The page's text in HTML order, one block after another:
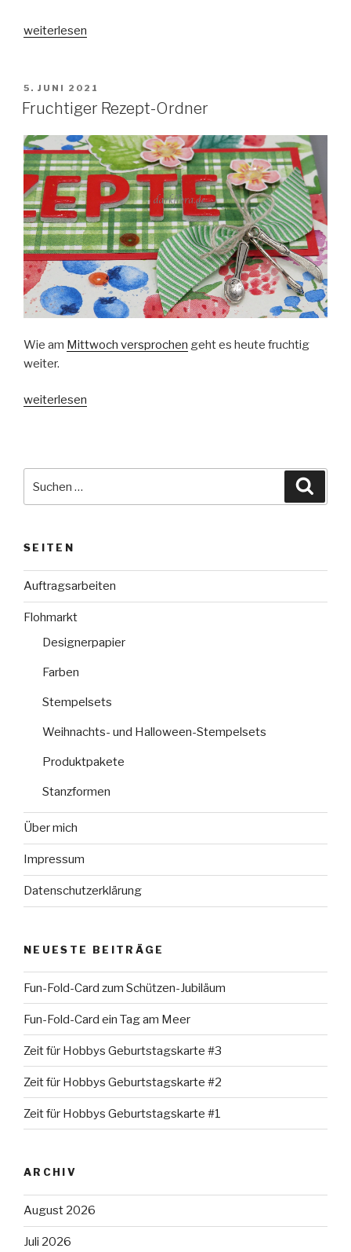
„Liebe
–
Hochzeitskarte“
weiterlesen
VERÖFFENTLICHT
AM
5. JUNI 2021
Fruchtiger Rezept-Ordner
Wie am Mittwoch versprochen geht es heute fruchtig
weiter.
„Fruchtiger
weiterlesen
nach:
SEITEN
Auftragsarbeiten
Flohmarkt
Designerpapier
Farben
Stempelsets
Weihnachts- und Halloween-Stempelsets
Produktpakete
Stanzformen
Über mich
Impressum
Datenschutzerklärung
NEUESTE BEITRÄGE
Fun-Fold-Card zum Schützen-Jubiläum
Fun-Fold-Card ein Tag am Meer
Zeit für Hobbys Geburtstagskarte #3
Zeit für Hobbys Geburtstagskarte #2
Zeit für Hobbys Geburtstagskarte #1
ARCHIV
August 2026
Juli 2026